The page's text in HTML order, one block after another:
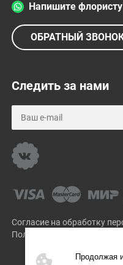
Напишите
ОБРАТНЫЙ
Следить за нами
Согласие на обработку
Политика
Продолжая